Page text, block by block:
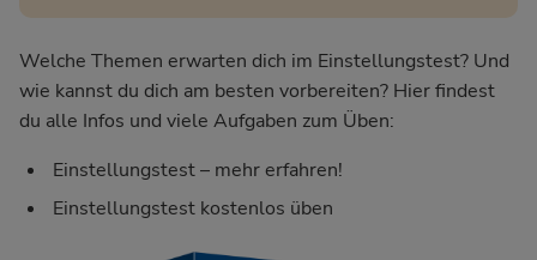
Welche Themen erwarten dich im Einstellungstest? Und
wie kannst du dich am besten vorbereiten? Hier findest
du alle Infos und viele Aufgaben zum Üben:
Einstellungstest – mehr erfahren!
Einstellungstest kostenlos üben